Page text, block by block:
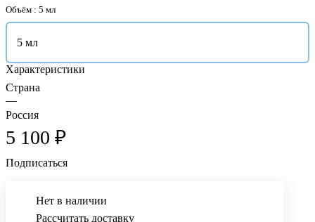
Объём : 5 мл
5 мл
Характеристики
Страна
—
Россия
5 100 ₽
Подписаться
Нет в наличии
Рассчитать доставку